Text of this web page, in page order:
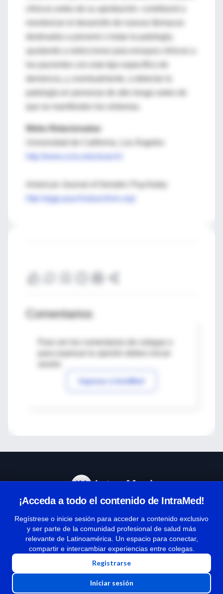
clínicos antes de su aprobación- contribuirá a
destinados a prevenir o tratar la patología,
ayudando a seleccionar para ensayos clínicos a
patología en personas de alto riesgo antes de
Webs Relacionadas
Universidad de California, Los Ángeles
http://ajgp.psychiatryonline.org/
Comentarios
Para ver los comentarios de colegas o
Ingresar a IntraMed
¡Acceda a todo el contenido de IntraMed!
Regístrese o inicie sesión para acceder a contenido exclusivo
y ser parte de la comunidad profesional de salud más
relevante de Latinoamérica. Un espacio para conectar,
compartir e intercambiar experiencias entre colegas.
Registrarse
Iniciar sesión
Términos y condiciones
| Políticas de privacidad
| Todos los derechos reservados | Copyright 1997-2026